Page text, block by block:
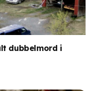
dubbelmord i